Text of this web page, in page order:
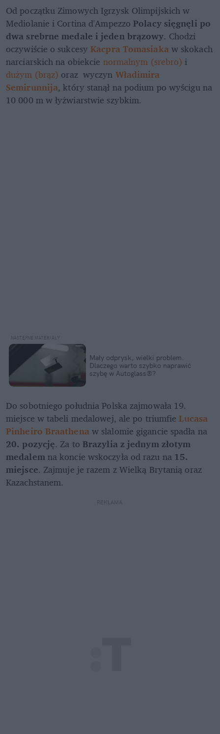
Od początku Zimowych Igrzysk Olimpijskich w
Mediolanie i Cortina d'Ampezzo Polacy sięgnęli po
dwa srebrne medale i jeden brązowy. Chodzi
oczywiście o sukcesy Kacpra Tomasiaka w skokach
narciarskich na obiekcie normalnym (srebro)
dużym (brąz) oraz  wyczyn Władimira
Semirunnija, który stanął na podium po wyścigu na
10 000 m w łyżwiarstwie szybkim.
Mały odprysk, wielki problem.
Dlaczego warto szybko naprawić
szybę w Autoglass®?
Do sobotniego południa Polska zajmowała 19.
miejsce w tabeli medalowej, ale po triumfie Lucasa
Pinheiro Braathena
w slalomie gigancie spadła na
20. pozycję. Za to Brazylia z jednym złotym
medalem na koncie wskoczyła od razu na 15.
miejsce. Zajmuje je razem z Wielką Brytanią oraz
Kazachstanem.
REKLAMA